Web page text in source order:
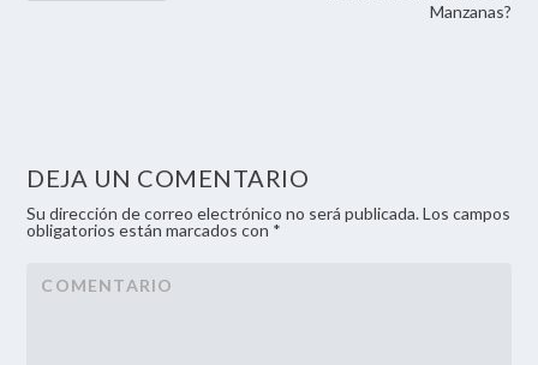
Manzanas?
DEJA UN COMENTARIO
Su dirección de correo electrónico no será publicada. Los campos
obligatorios están marcados con *